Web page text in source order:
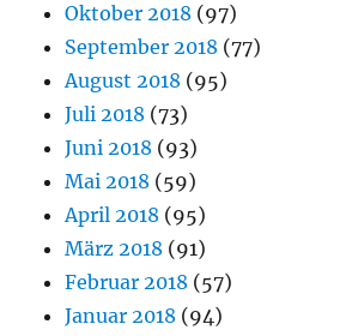
Oktober 2018 (97)
September 2018 (77)
August 2018 (95)
Juli 2018 (73)
Juni 2018 (93)
Mai 2018 (59)
April 2018 (95)
März 2018 (91)
Februar 2018 (57)
Januar 2018 (94)